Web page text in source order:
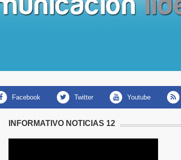
facebook twitter youtube
INFORMATIVO NOTICIAS 12